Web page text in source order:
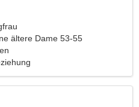
ältere Dame 53-55